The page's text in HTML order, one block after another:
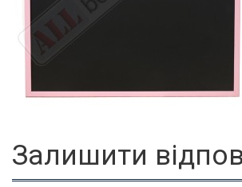
Залишити